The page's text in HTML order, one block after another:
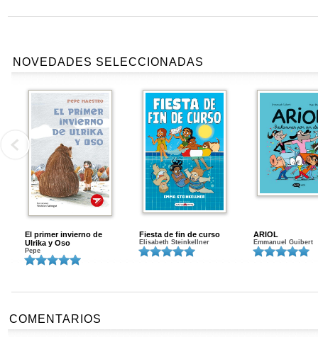
NOVEDADES SELECCIONADAS
El primer invierno de
Ulrika y Oso
Pepe
Fiesta de fin de curso
Elisabeth Steinkellner
ARIOL
Emmanuel Guibert
COMENTARIOS